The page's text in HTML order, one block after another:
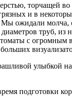
торчащей
и в
ожидали
труб,
с
улыбкой
подготовки